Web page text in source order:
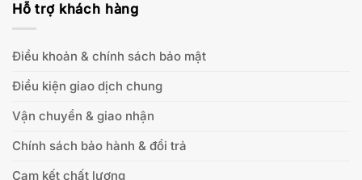
Hỗ trợ khách hàng
Điều khoản & chính sách bảo mật
Điều kiện giao dịch chung
Vận chuyển & giao nhận
Chính sách bảo hành & đổi trả
Cam kết chất lượng